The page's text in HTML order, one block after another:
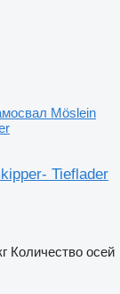
Möslein
Tieflader
Количество осей